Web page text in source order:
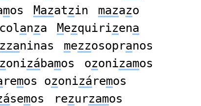
mos Mazatzin mazazo
colanza Mezquirizena
zzaninas mezzosopranos
zonizábamos ozonizamos
remos ozonizáremos
semos rezurzamos